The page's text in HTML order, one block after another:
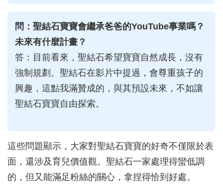
問：聖結石寶寶會繼承爸爸的YouTube事業嗎？
未來有什麼計畫？
答：目前看來，聖結石希望寶寶自然成長，沒有
強制規劃。聖結石在影片中提過，會尊重孩子的
興趣，這點我滿贊成的，與其預設未來，不如讓
聖結石寶寶自由探索。
這些問題顯示，大家對聖結石寶寶的好奇不僅限於表
面，還涉及育兒價值觀。聖結石一家處理得蠻低調
的，但又能滿足粉絲的關心，拿捏得恰到好處。